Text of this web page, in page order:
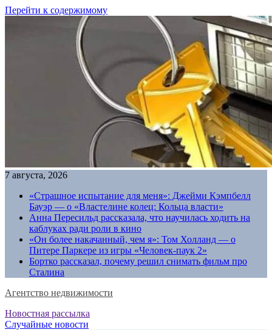
Перейти к содержимому
7 августа, 2026
«Страшное испытание для меня»: Джейми Кэмпбелл
Бауэр — о «Властелине колец: Кольца власти»
Анна Пересильд рассказала, что научилась ходить на
каблуках ради роли в кино
«Он более накачанный, чем я»: Том Холланд — о
Питере Паркере из игры «Человек-паук 2»
Бортко рассказал, почему решил снимать фильм про
Сталина
Агентство недвижимости
Новостная рассылка
Случайные новости